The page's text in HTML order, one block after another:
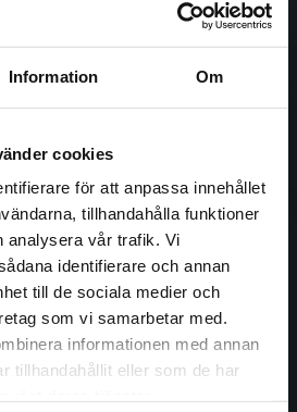
Information Om
cookies
för att anpassa innehållet
tillhandahålla funktioner
analysera vår trafik. Vi
identifierare och annan
till de sociala medier och
som vi samarbetar med.
informationen med annan
tillhandahållit eller som de har
fraktregion
du besöker
världar och möjligheter för